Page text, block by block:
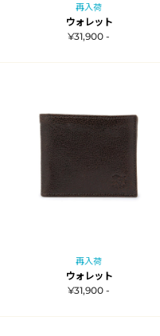
再入荷
ウォレット
¥31,900 -
再入荷
ウォレット
¥31,900 -